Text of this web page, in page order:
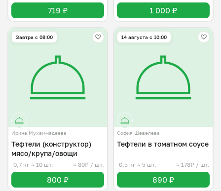
719 ₽ 1 000 ₽
Завтра c 08:00
Ирина Мухаммадеева
Тефтели (конструктор)
мясо/крупа/овощи
0,7 кг ≈ 10 шт. ≈ 80₽ / шт.
800 ₽
14 августа с 10:00
София Шевелева
Тефтели в томатном соусе
0,5 кг ≈ 5 шт. ≈ 178₽ / шт.
890 ₽